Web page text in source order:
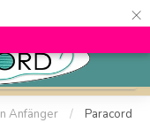
×
sich Rabatte.
Anfänger /
Paracord